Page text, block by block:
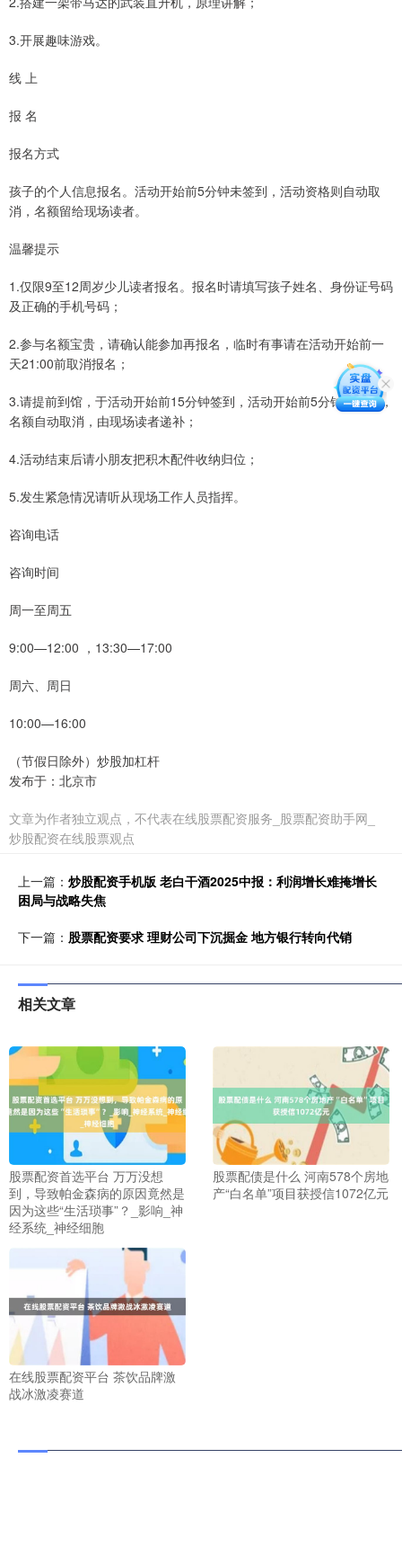
3.开展趣味游戏。
线 上
报 名
报名方式
孩子的个人信息报名。活动开始前5分钟未签到，活动资格则自动取
消，名额留给现场读者。
温馨提示
1.仅限9至12周岁少儿读者报名。报名时请填写孩子姓名、身份证号码
及正确的手机号码；
2.参与名额宝贵，请确认能参加再报名，临时有事请在活动开始前一
天21:00前取消报名；
3.请提前到馆，于活动开始前15分钟签到，活动开始前5分钟未签到，
名额自动取消，由现场读者递补；
4.活动结束后请小朋友把积木配件收纳归位；
5.发生紧急情况请听从现场工作人员指挥。
咨询电话
咨询时间
周一至周五
9:00—12:00 ，13:30—17:00
周六、周日
10:00—16:00
（节假日除外）炒股加杠杆
发布于：北京市
文章为作者独立观点，不代表在线股票配资服务_股票配资助手网_
炒股配资在线股票观点
上一篇： 炒股配资手机版 老白干酒2025中报：利润增长难掩增长
困局与战略失焦
下一篇： 股票配资要求 理财公司下沉掘金 地方银行转向代销
相关文章
股票配资首选平台 万万没想
到，导致帕金森病的原因竟然是
因为这些“生活琐事”？_影响_神
经系统_神经细胞
股票配债是什么 河南578个房地
产“白名单”项目获授信1072亿元
在线股票配资平台 茶饮品牌激
战冰激凌赛道